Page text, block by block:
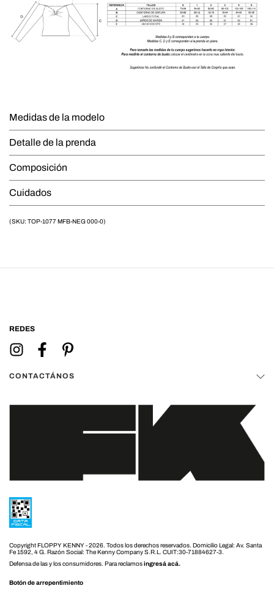
Medidas de la modelo
Detalle de la prenda
Composición
Cuidados
(SKU: TOP-1077 MFB-NEG 000-0)
REDES
CONTACTÁNOS
Copyright FLOPPY KENNY - 2026. Todos los derechos reservados.
Defensa de las y los consumidores. Para reclamosingresá acá.
Botón de arrepentimiento